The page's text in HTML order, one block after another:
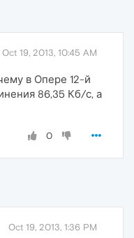
Oct 19, 2013, 10:45 AM
в Опере 12-й
86,35 Кб/с, а
0
Oct 19, 2013, 1:36 PM